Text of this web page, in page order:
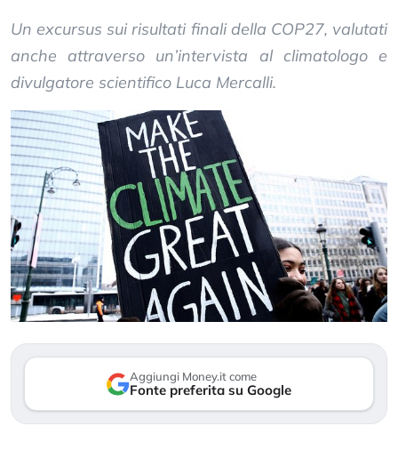
Un excursus sui risultati finali della COP27, valutati
anche attraverso un’intervista al climatologo e
divulgatore scientifico Luca Mercalli.
Aggiungi Money.it come
Fonte preferita su Google